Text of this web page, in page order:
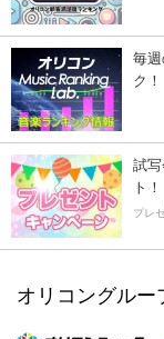
毎
ク！
試
ト！
プレ
オリコングルー